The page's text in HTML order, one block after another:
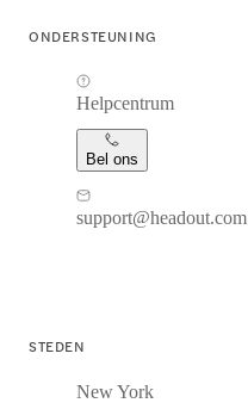
ONDERSTEUNING
Helpcentrum
Bel ons
support@headout.com
STEDEN
New York